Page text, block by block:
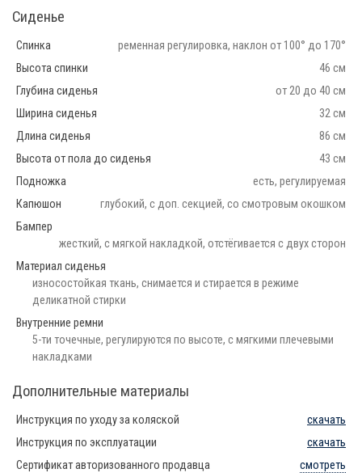
Сиденье
Спинка
ременная регулировка, наклон от 100° до 170°
Высота спинки
46 см
Глубина сиденья
от 20 до 40 см
Ширина сиденья
32 см
Длина сиденья
86 см
Высота от пола до сиденья
43 см
Подножка
есть, регулируемая
Капюшон
глубокий, с доп. секцией, со смотровым окошком
Бампер
жесткий, с мягкой накладкой, отстёгивается с двух сторон
Материал сиденья
износостойкая ткань, снимается и стирается в режиме
деликатной стирки
Внутренние ремни
5-ти точечные, регулируются по высоте, с мягкими плечевыми
накладками
Дополнительные материалы
Инструкция по уходу за коляской
скачать
Инструкция по эксплуатации
скачать
Сертификат авторизованного продавца
смотреть